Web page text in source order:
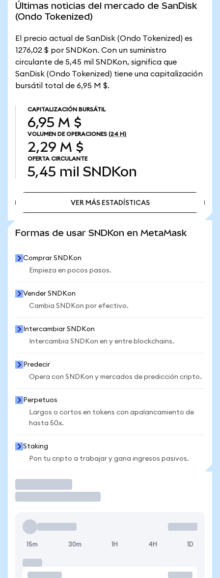
Últimas noticias del mercado de SanDisk
(Ondo Tokenized)
El precio actual de SanDisk (Ondo Tokenized) es
1276,02 $ por SNDKon. Con un suministro
circulante de 5,45 mil SNDKon, significa que
SanDisk (Ondo Tokenized) tiene una capitalización
bursátil total de 6,95 M $.
CAPITALIZACIÓN BURSÁTIL
6,95 M $
VOLUMEN DE OPERACIONES (24 H)
2,29 M $
OFERTA CIRCULANTE
5,45 mil SNDKon
VER MÁS ESTADÍSTICAS
Formas de usar SNDKon en MetaMask
Comprar SNDKon
Empieza en pocos pasos.
Vender SNDKon
Cambia SNDKon por efectivo.
Intercambiar SNDKon
Intercambia SNDKon en y entre blockchains.
Predecir
Opera con SNDKon y mercados de predicción cripto.
Perpetuos
Largos o cortos en tokens con apalancamiento de
hasta 50x.
Staking
Pon tu cripto a trabajar y gana ingresos pasivos.
15m 30m 1H 4H 1D